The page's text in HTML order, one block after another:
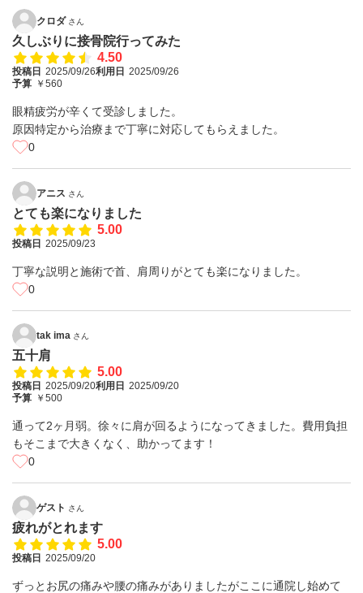
クロダ さん
久しぶりに接骨院行ってみた
4.50
投稿日 2025/09/26利用日 2025/09/26
予算 ￥560
眼精疲労が辛くて受診しました。
原因特定から治療まで丁寧に対応してもらえました。
0
アニス さん
とても楽になりました
5.00
投稿日 2025/09/23
丁寧な説明と施術で首、肩周りがとても楽になりました。
0
tak ima さん
五十肩
5.00
投稿日 2025/09/20利用日 2025/09/20
予算 ￥500
通って2ヶ月弱。徐々に肩が回るようになってきました。費用負担
もそこまで大きくなく、助かってます！
0
ゲスト さん
疲れがとれます
5.00
投稿日 2025/09/20
ずっとお尻の痛みや腰の痛みがありましたがここに通院し始めて